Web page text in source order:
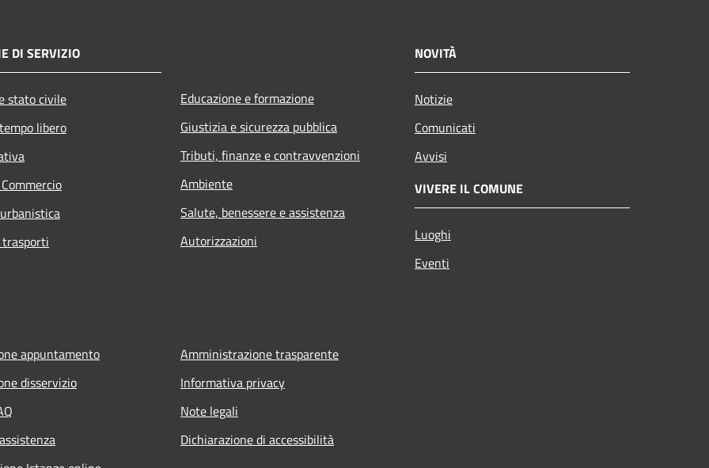
DI SERVIZIO
stato civile
libero
Educazione e formazione
Giustizia e sicurezza pubblica
Tributi, finanze e contravvenzioni
Ambiente
Salute, benessere e assistenza
Autorizzazioni
NOVITÀ
Notizie
Comunicati
Avvisi
VIVERE IL COMUNE
Luoghi
Eventi
appuntamento
disservizio
Amministrazione trasparente
Informativa privacy
Note legali
Dichiarazione di accessibilità